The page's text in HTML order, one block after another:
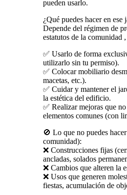
pueden usarlo.
¿Qué puedes hacer en ese
Depende del régimen de
estatutos de la comunidad
✅ Usarlo de forma
utilizarlo sin tu permiso).
✅ Colocar mobiliario
macetas, etc.).
✅ Cuidar y mantener el
la estética del edificio.
✅ Realizar mejoras que
elementos comunes (con
🚫 Lo que no puedes
comunidad):
❌ Construcciones fijas
ancladas, solados
❌ Cambios que alteren la
❌ Usos que generen
fiestas, acumulación de